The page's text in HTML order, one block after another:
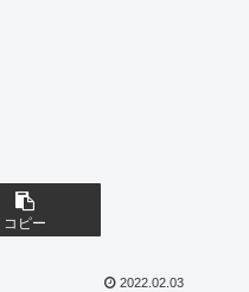
コピー
2022.02.03